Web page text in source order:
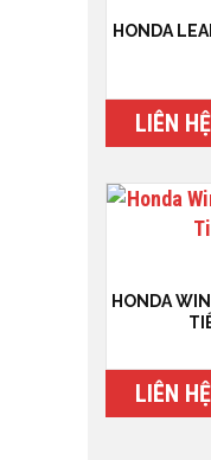
HONDA
LIÊN HỆ
HONDA
LIÊN HỆ